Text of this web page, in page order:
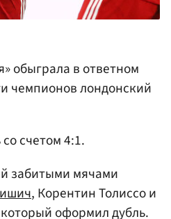
обыграла в ответном
чемпионов лондонский
счетом 4:1.
забитыми мячами
, Корентин Толиссо и
оформил дубль.